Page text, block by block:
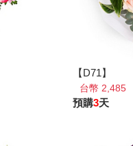
【D71】
台幣 2,485
預購3天